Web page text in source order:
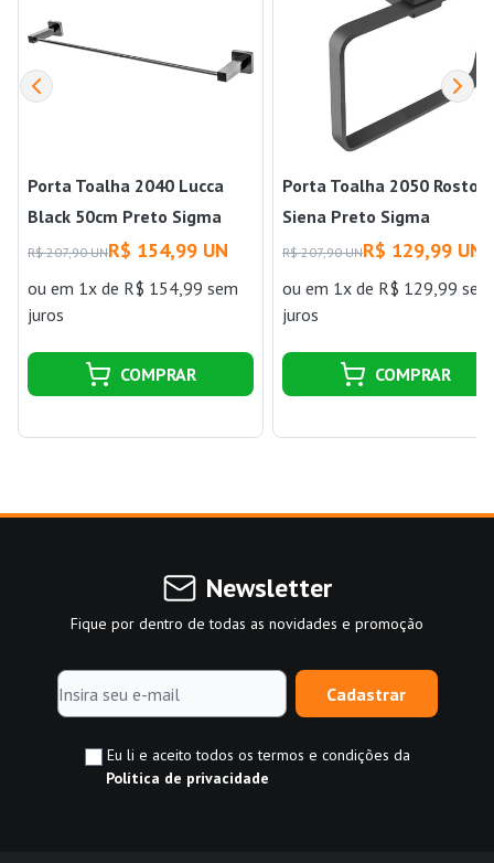
Porta Toalha 2040 Lucca
Black 50cm Preto Sigma
R$ 207,90 UNR$ 154,99 UN
ou em 1x de R$ 154,99 sem
juros
COMPRAR
Porta Toalha 2050 Rosto
Siena Preto Sigma
R$ 207,90 UNR$ 129,99 UN
ouem 1x de R$ 129,99 sem
juros
COMPRAR
Newsletter
Fique por dentro de todas as novidades e promoção
Cadastrar
Eu li e aceito todos os termos e condições da
Política de privacidade